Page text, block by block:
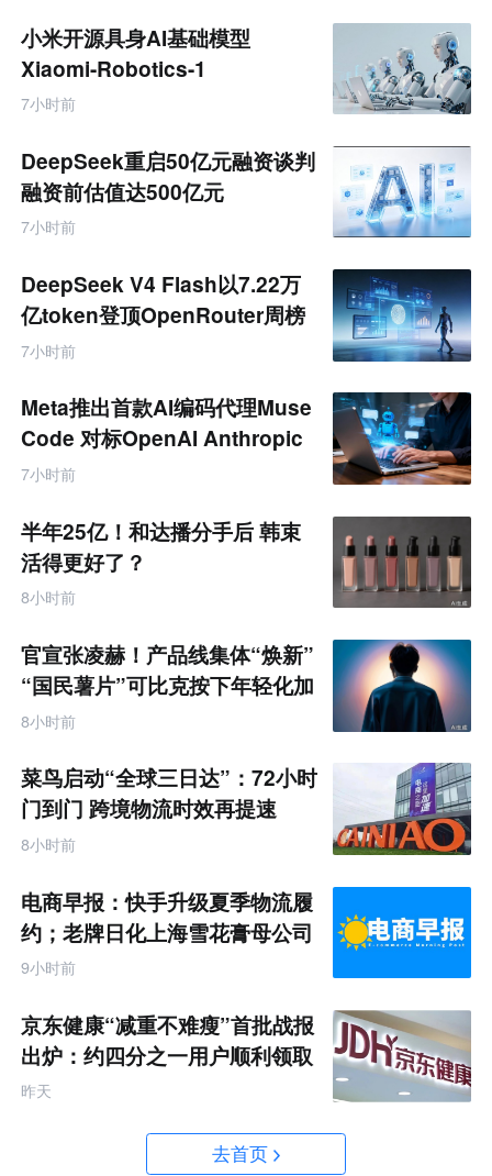
商
产
业
互
联
网
小米开源具身AI基础模型
Xiaomi-Robotics-1
7小时前
DeepSeek重启50亿元融资谈判
融资前估值达500亿元
7小时前
DeepSeek V4 Flash以7.22万
亿token登顶OpenRouter周榜
7小时前
Meta推出首款AI编码代理Muse
Code 对标OpenAI Anthropic
7小时前
半年25亿！和达播分手后 韩束
活得更好了？
8小时前
官宣张凌赫！产品线集体“焕新”
“国民薯片”可比克按下年轻化加
速键
8小时前
菜鸟启动“全球三日达”：72小时
门到门 跨境物流时效再提速
8小时前
电商早报：快手升级夏季物流履
约；老牌日化上海雪花膏母公司
破产
9小时前
京东健康“减重不难瘦”首批战报
出炉：约四分之一用户顺利领取
200元挑战金
昨天
去首页